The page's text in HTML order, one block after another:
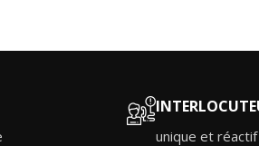
unique et